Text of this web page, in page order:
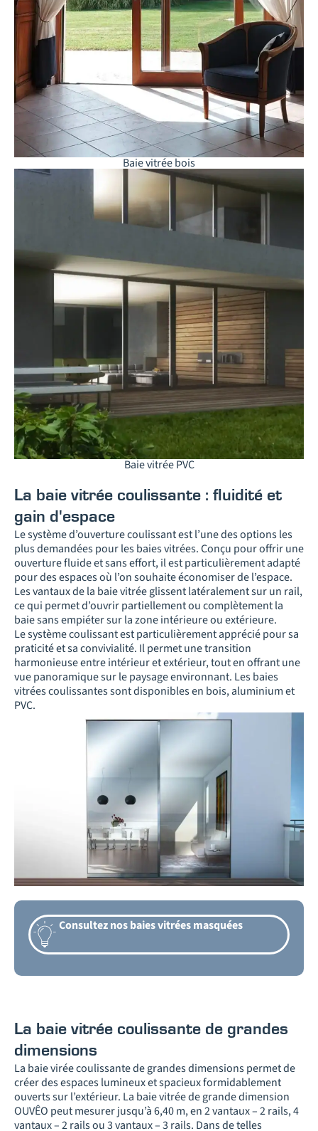
Baie vitrée bois
Baie vitrée PVC
La baie vitrée coulissante : fluidité et
gain d'espace
Le système d’ouverture coulissant est l’une des options les
plus demandées pour les baies vitrées. Conçu pour offrir une
ouverture fluide et sans effort, il est particulièrement adapté
pour des espaces où l’on souhaite économiser de l’espace.
Les vantaux de la baie vitrée glissent latéralement sur un rail,
ce qui permet d’ouvrir partiellement ou complètement la
baie sans empiéter sur la zone intérieure ou extérieure.
Le système coulissant est particulièrement apprécié pour sa
praticité et sa convivialité. Il permet une transition
harmonieuse entre intérieur et extérieur, tout en offrant une
vue panoramique sur le paysage environnant. Les baies
vitrées coulissantes sont disponibles en bois, aluminium et
PVC.
Consultez nos baies vitrées masquées
La baie vitrée coulissante de grandes
dimensions
La baie virée coulissante de grandes dimensions permet de
créer des espaces lumineux et spacieux formidablement
ouverts sur l’extérieur. La baie vitrée de grande dimension
OUVÊO peut mesurer jusqu’à 6,40 m, en 2 vantaux – 2 rails, 4
vantaux – 2 rails ou 3 vantaux – 3 rails. Dans de telles